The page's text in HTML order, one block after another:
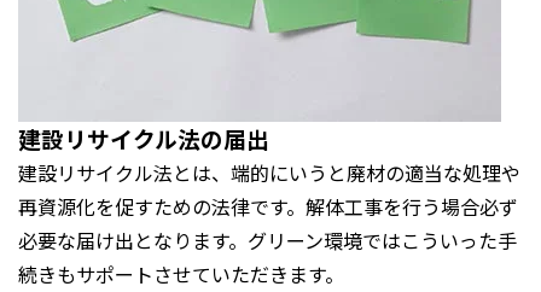
建設リサイクル法の届出
建設リサイクル法とは、端的にいうと廃材の適当な処理や
再資源化を促すための法律です。解体工事を行う場合必ず
必要な届け出となります。グリーン環境ではこういった手
続きもサポートさせていただきます。